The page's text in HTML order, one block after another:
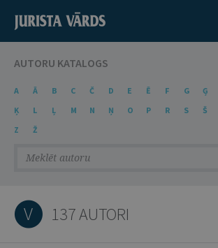
AUTORU KATALOGS
A Ā B C Č D E Ē F G Ģ
Ķ
L Ļ M N Ņ O P R S Š
Z
Ž
V 137 AUTORI